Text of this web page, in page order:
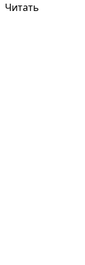
Читать